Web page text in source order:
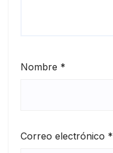
Nombre *
Correo electrónico *